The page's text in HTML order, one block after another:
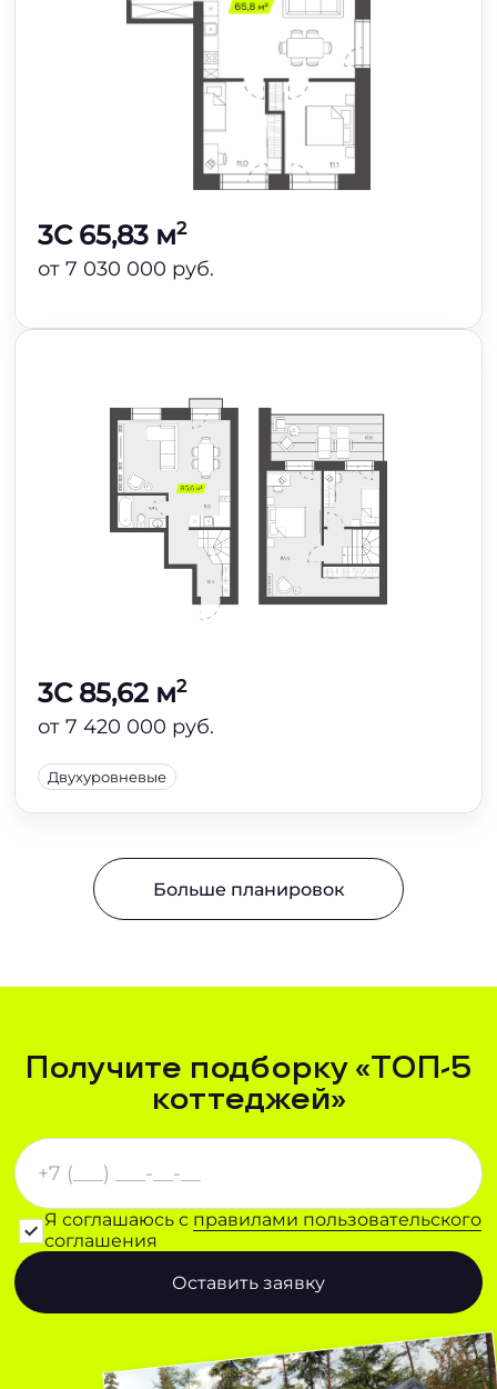
3C 65,83 м2
от 7 030 000 руб.
3C 85,62 м2
от 7 420 000 руб.
Двухуровневые
Больше планировок
Получите подборку «ТОП-5
коттеджей»
Я соглашаюсь с правилами пользовательского
соглашения